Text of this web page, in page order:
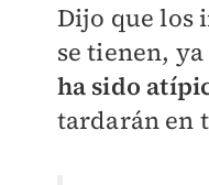
Dijo que los
se tienen,
ha sido
tardarán en